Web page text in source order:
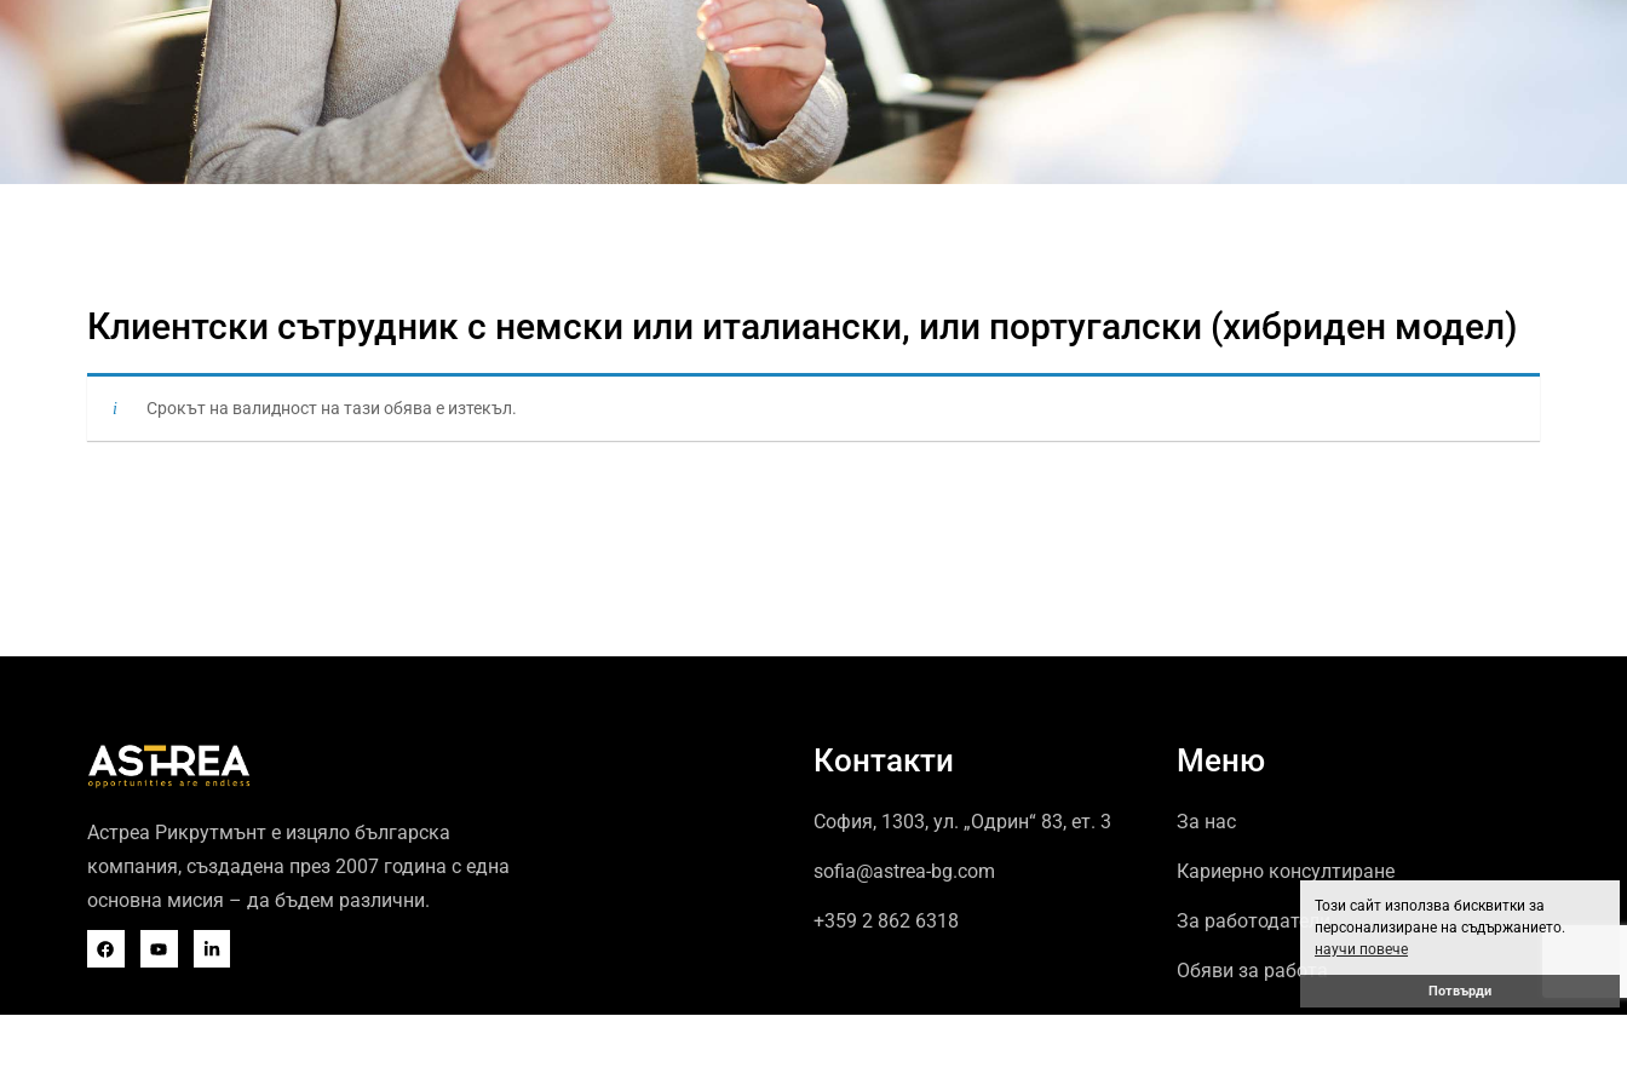
Този сайт използва бисквитки за
персонализиране на съдържанието.
научи повече
Потвърди
Клиентски сътрудник с немски или италиански, или португалски (хибриден модел)
Срокът на валидност на тази обява е изтекъл.
Астреа Рикрутмънт е изцяло българска
компания, създадена през 2007 година с една
основна мисия – да бъдем различни.
Контакти
София, 1303, ул. „Одрин“ 83, ет. 3
sofia@astrea-bg.com
+359 2 862 6318
Меню
За нас
Кариерно консултиране
За работодатели
Обяви за работа